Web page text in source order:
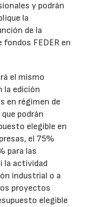
y podrán
la
de la
FEDER en
el mismo
la edición
en régimen de
podrán
elegible en
el 75%
para las
la actividad
industrial o a
proyectos
elegible